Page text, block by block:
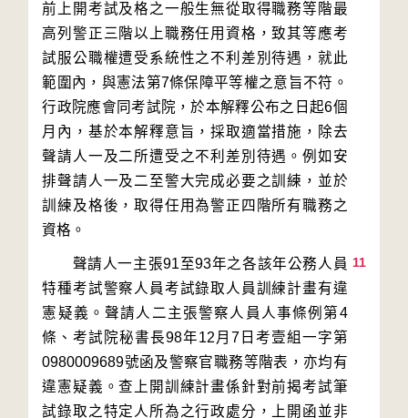
前上開考試及格之一般生無從取得職務等階最
高列警正三階以上職務任用資格，致其等應考
試服公職權遭受系統性之不利差別待遇，就此
範圍內，與憲法第7條保障平等權之意旨不符。
行政院應會同考試院，於本解釋公布之日起6個
月內，基於本解釋意旨，採取適當措施，除去
聲請人一及二所遭受之不利差別待遇。例如安
排聲請人一及二至警大完成必要之訓練，並於
訓練及格後，取得任用為警正四階所有職務之
11
聲請人一主張91至93年之各該年公務人員
特種考試警察人員考試錄取人員訓練計畫有違
憲疑義。聲請人二主張警察人員人事條例第4
條、考試院秘書長98年12月7日考壹組一字第
0980009689號函及警察官職務等階表，亦均有
違憲疑義。查上開訓練計畫係針對前揭考試筆
試錄取之特定人所為之行政處分，上開函並非